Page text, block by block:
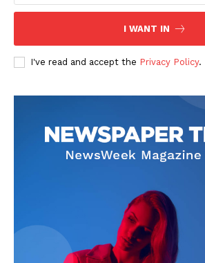
I WANT IN
I've read and accept the Privacy Policy.